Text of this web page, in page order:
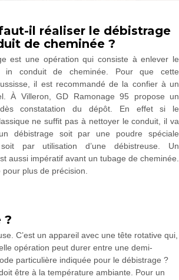
il réaliser le débistrage
de cheminée ?
est une opération qui consiste à enlever le
in conduit de cheminée. Pour que cette
il est recommandé de la confier à un
À Villeron, GD Ramonage 95 propose un
dès constatation du dépôt. En effet si le
ne suffit pas à nettoyer le conduit, il va
débistrage soit par une poudre spéciale
par utilisation d’une débistreuse. Un
aussi impératif avant un tubage de cheminée.
plus de précision.
?
C’est un appareil avec une tête rotative qui,
opération peut durer entre une demi-
particulière indiquée pour le débistrage ?
être à la température ambiante. Pour un